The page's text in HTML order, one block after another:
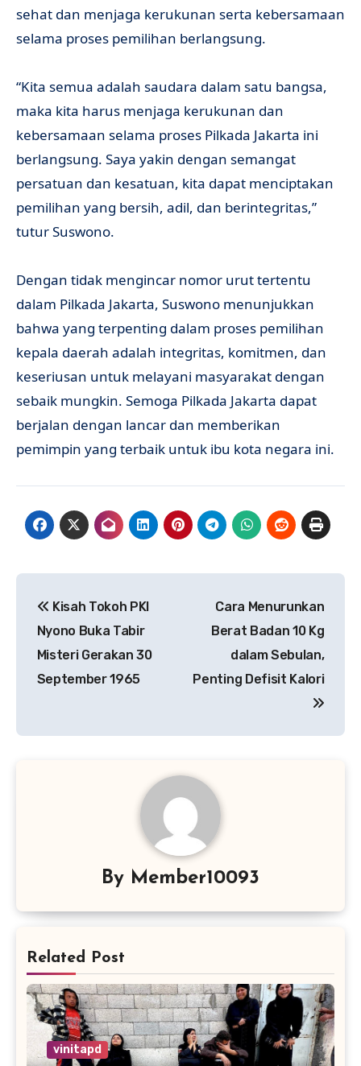
sehat dan menjaga kerukunan serta kebersamaan
selama proses pemilihan berlangsung.
“Kita semua adalah saudara dalam satu bangsa,
maka kita harus menjaga kerukunan dan
kebersamaan selama proses Pilkada Jakarta ini
berlangsung. Saya yakin dengan semangat
persatuan dan kesatuan, kita dapat menciptakan
pemilihan yang bersih, adil, dan berintegritas,”
tutur Suswono.
Dengan tidak mengincar nomor urut tertentu
dalam Pilkada Jakarta, Suswono menunjukkan
bahwa yang terpenting dalam proses pemilihan
kepala daerah adalah integritas, komitmen, dan
keseriusan untuk melayani masyarakat dengan
sebaik mungkin. Semoga Pilkada Jakarta dapat
berjalan dengan lancar dan memberikan
pemimpin yang terbaik untuk ibu kota negara ini.
pos
Kisah Tokoh PKI
Nyono Buka Tabir
Misteri Gerakan 30
September 1965
Cara Menurunkan
Berat Badan 10 Kg
dalam Sebulan,
Penting Defisit Kalori
By Member10093
Related Post
vinitapd